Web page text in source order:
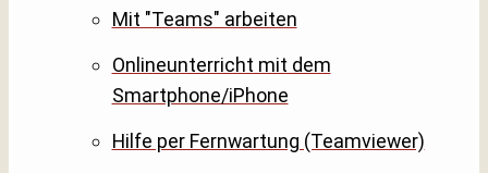
Mit "Teams" arbeiten
Onlineunterricht mit dem
Smartphone/iPhone
Hilfe per Fernwartung (Teamviewer)